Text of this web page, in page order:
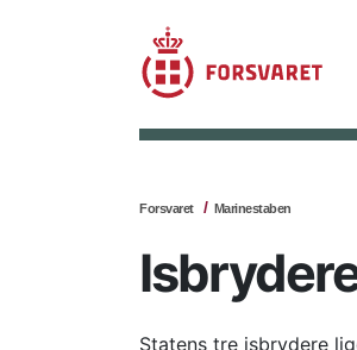
Forsvaret Marinestaben
Statens tre isbrydere